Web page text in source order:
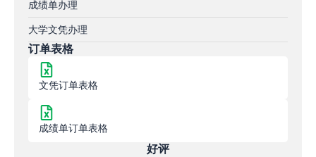
成绩单办理
大学文凭办理
订单表格
文凭订单表格
成绩单订单表格
好评